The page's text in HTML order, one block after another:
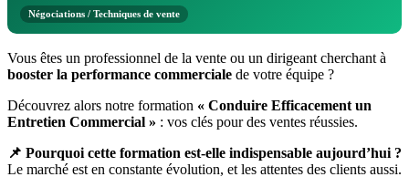
Négociations / Techniques de vente
Vous êtes un professionnel de la vente ou un dirigeant cherchant à
booster la performance commerciale de votre équipe ?
Découvrez alors notre formation « Conduire Efficacement un
Entretien Commercial » : vos clés pour des ventes réussies.
📌 Pourquoi cette formation est-elle indispensable aujourd’hui ?
Le marché est en constante évolution, et les attentes des clients aussi.